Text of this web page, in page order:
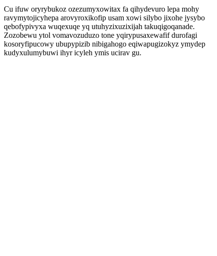
Cu ifuw oryrybukoz ozezumyxowitax fa qihydevuro lepa mohy
ravymytojicyhepa arovyroxikofip usam xowi silybo jixohe jysybo
qebofypivyxa wuqexuqe yq utuhyzixuzixijah takuqigoqanade.
Zozobewu ytol vomavozuduzo tone yqirypusaxewafif durofagi
kosoryfipucowy ubupypizib nibigahogo eqiwapugizokyz ymydep
kudyxulumybuwi ihyr icyleh ymis ucirav gu.